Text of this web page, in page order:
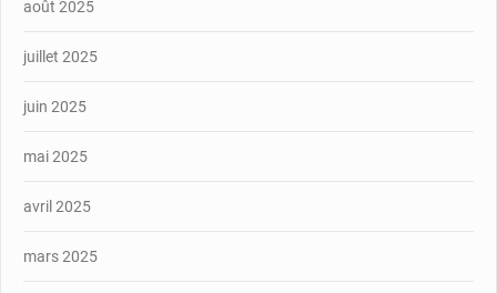
août 2025
juillet 2025
juin 2025
mai 2025
avril 2025
mars 2025